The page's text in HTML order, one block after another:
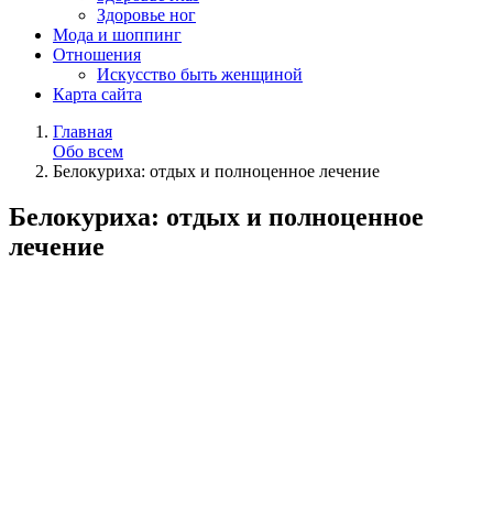
Здоровье ног
Мода и шоппинг
Отношения
Искусство быть женщиной
Карта сайта
Главная
Обо всем
Белокуриха: отдых и полноценное лечение
Белокуриха: отдых и полноценное
лечение